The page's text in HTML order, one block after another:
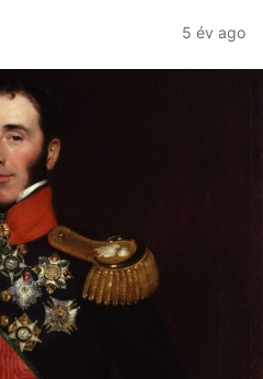
5 év ago